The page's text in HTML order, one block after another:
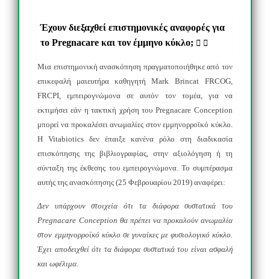
Έχουν διεξαχθεί επιστημονικές αναφορές για
το Pregnacare και τον έμμηνο κύκλο;
Μια επιστημονική ανασκόπηση πραγματοποιήθηκε από τον
επικεφαλή μαιευτήρα καθηγητή Mark Brincat FRCOG
FRCPI , εμπειρογνώμονα σε αυτόν τον τομέα, για να
εκτιμήσει εάν η τακτική χρήση του Pregnacare Conception
μπορεί να προκαλέσει ανωμαλίες στον εμμηνορροϊκό κύκλο.
Η Vitabiotics δεν έπαιξε κανένα ρόλο στη διαδικασία
επισκόπησης της βιβλιογραφίας, στην αξιολόγηση ή τη
σύνταξη της έκθεσης του εμπειρογνώμονα. Το συμπέρασμα
αυτής της ανασκόπησης (25 Φεβρουαρίου 2019) αναφέρει:
Δεν υπάρχουν στοιχεία ότι τα διάφορα συστατικά του
Pregnacare Conception θα πρέπει να προκαλούν ανωμαλία
στον εμμηνορροϊκό κύκλο σε γυναίκες με φυσιολογικό κύκλο.
Έχει αποδειχθεί ότι τα διάφορα συστατικά του είναι ασφαλή
και ωφέλιμα.